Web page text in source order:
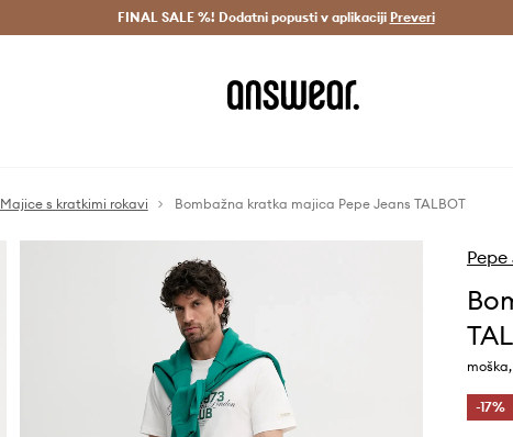
Dostava v 3 dneh > Prihrani z vpisom v Answear Club >
FINAL SALE %! Dodatni popusti v aplikaciji Preveri
Majice s kratkimi rokavi Bombažna kratka majica Pepe Jeans TALBOT
Pepe
-17%